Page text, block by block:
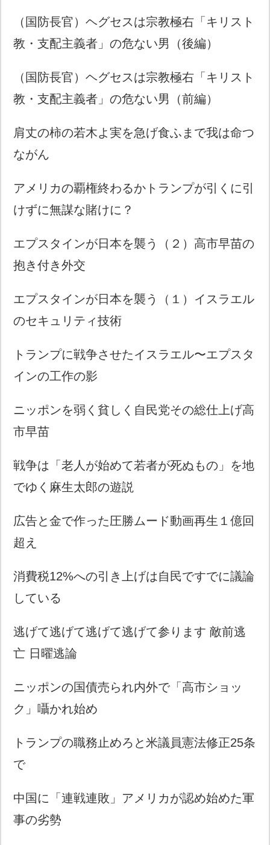
（国防長官）ヘグセスは宗教極右「キリスト
教・支配主義者」の危ない男（後編）
（国防長官）ヘグセスは宗教極右「キリスト
教・支配主義者」の危ない男（前編）
肩丈の柿の若木よ実を急げ食ふまで我は命つ
ながん
アメリカの覇権終わるかトランプが引くに引
けずに無謀な賭けに？
エプスタインが日本を襲う（２）高市早苗の
抱き付き外交
エプスタインが日本を襲う（１）イスラエル
のセキュリティ技術
トランプに戦争させたイスラエル〜エプスタ
インの工作の影
ニッポンを弱く貧しく自民党その総仕上げ高
市早苗
戦争は「老人が始めて若者が死ぬもの」を地
でゆく麻生太郎の遊説
広告と金で作った圧勝ムード動画再生１億回
超え
消費税12%への引き上げは自民ですでに議論
している
逃げて逃げて逃げて逃げて参ります 敵前逃
亡 日曜逃論
ニッポンの国債売られ内外で「高市ショッ
ク」囁かれ始め
トランプの職務止めろと米議員憲法修正25条
で
中国に「連戦連敗」アメリカが認め始めた軍
事の劣勢